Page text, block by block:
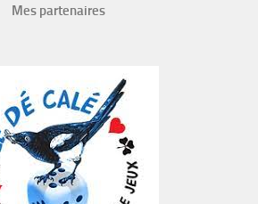
Mes partenaires